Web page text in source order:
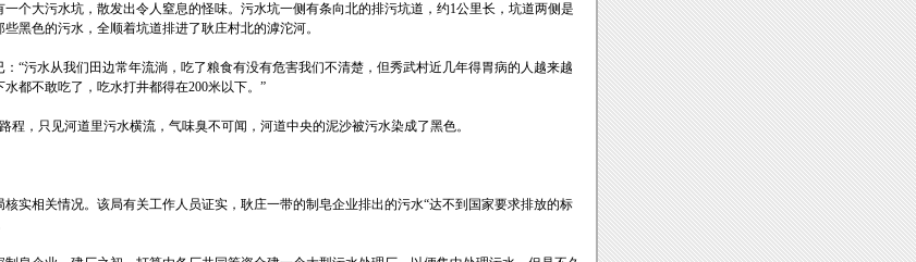
个大污水坑，散发出令人窒息的怪味。污水坑一侧有条向北的排污坑道，约1公里长，坑道两侧是
黑色的污水，全顺着坑道排进了耿庄村北的滹沱河。
“污水从我们田边常年流淌，吃了粮食有没有危害我们不清楚，但秀武村近几年得胃病的人越来越
都不敢吃了，吃水打井都得在200米以下。”
，只见河道里污水横流，气味臭不可闻，河道中央的泥沙被污水染成了黑色。
实相关情况。该局有关工作人员证实，耿庄一带的制皂企业排出的污水“达不到国家要求排放的标